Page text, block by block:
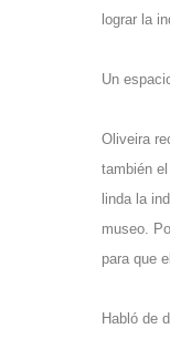
lograr la
Un
Oliveira
también
linda la
museo.
para que
Habló de